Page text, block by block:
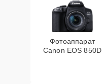
Фотоаппарат
Canon EOS 850D